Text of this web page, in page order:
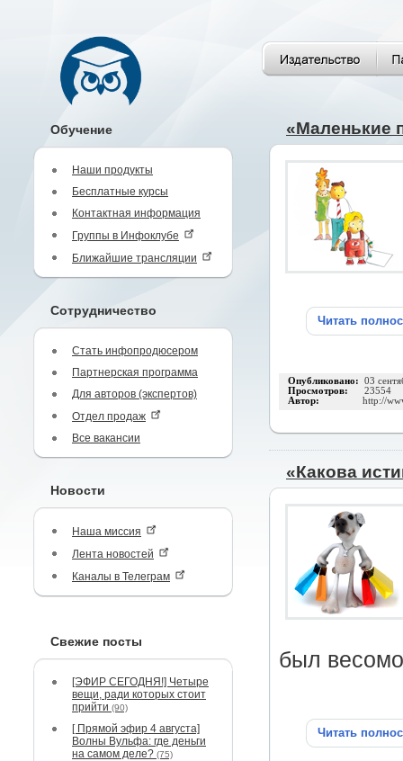
Обучение
Наши продукты
Бесплатные курсы
Контактная информация
Группы в Инфоклубе
Ближайшие трансляции
Сотрудничество
Стать инфопродюсером
Партнерская программа
Для авторов (экспертов)
Отдел продаж
Все вакансии
Новости
Наша миссия
Лента новостей
Каналы в Телеграм
Свежие посты
[ЭФИР СЕГОДНЯ!] Четыре
вещи, ради которых стоит
прийти (90)
[ Прямой эфир 4 августа]
Волны Вульфа: где деньги
на самом деле? (75)
«Маленькие
Читать
Опубликовано: 03
Просмотров: 23554
Автор: http://
«Какова
был
Читать